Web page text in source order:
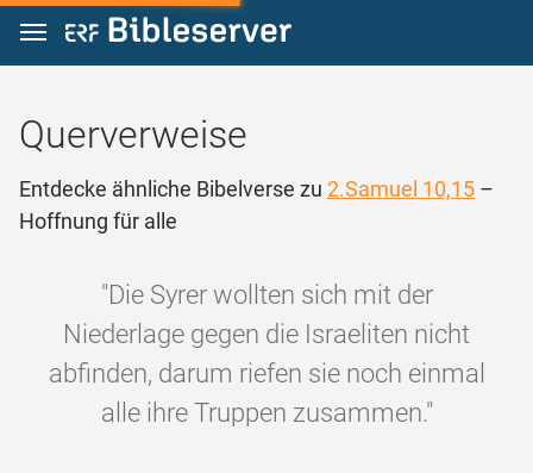
Zum Inhalt springen
Querverweise
Entdecke ähnliche Bibelverse zu 2.Samuel 10,15 –
Hoffnung für alle
"Die Syrer wollten sich mit der
Niederlage gegen die Israeliten nicht
abfinden, darum riefen sie noch einmal
alle ihre Truppen zusammen."